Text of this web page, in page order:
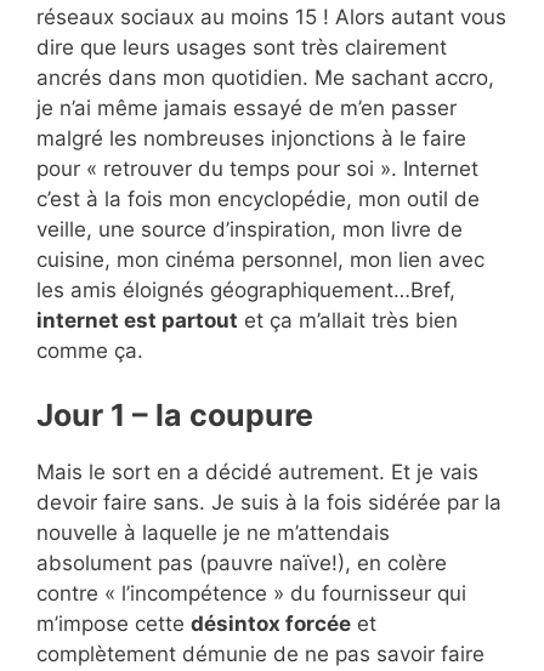
réseaux sociaux au moins 15 ! Alors autant vous
dire que leurs usages sont très clairement
ancrés dans mon quotidien. Me sachant accro,
je n’ai même jamais essayé de m’en passer
malgré les nombreuses injonctions à le faire
pour « retrouver du temps pour soi ». Internet
c’est à la fois mon encyclopédie, mon outil de
veille, une source d’inspiration, mon livre de
cuisine, mon cinéma personnel, mon lien avec
les amis éloignés géographiquement…Bref,
internet est partout et ça m’allait très bien
comme ça.
Jour 1 – la coupure
Mais le sort en a décidé autrement. Et je vais
devoir faire sans. Je suis à la fois sidérée par la
nouvelle à laquelle je ne m’attendais
absolument pas (pauvre naïve!), en colère
contre « l’incompétence » du fournisseur qui
m’impose cette désintox forcée et
complètement démunie de ne pas savoir faire